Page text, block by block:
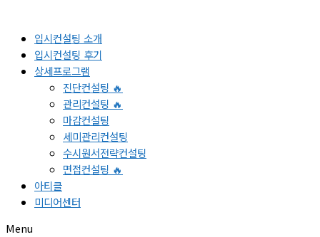
입시컨설팅 소개
입시컨설팅 후기
상세프로그램
진단컨설팅 🔥
관리컨설팅 🔥
마감컨설팅
세미관리컨설팅
수시원서전략컨설팅
면접컨설팅 🔥
아티클
미디어센터
Menu